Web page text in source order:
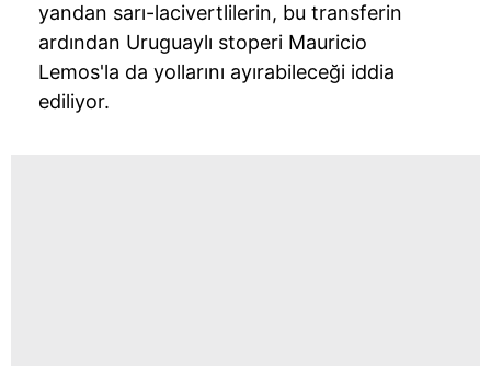
yandan sarı-lacivertlilerin, bu transferin
ardından Uruguaylı stoperi Mauricio
Lemos'la da yollarını ayırabileceği iddia
ediliyor.